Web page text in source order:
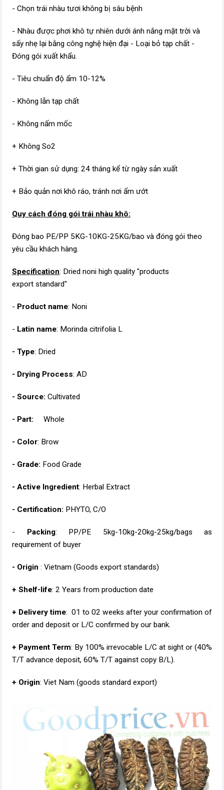
- Chọn trái nhàu tươi không bị sâu bệnh
- Nhàu được phơi khô tự nhiên dưới ánh nắng mặt trời và
sấy nhẹ lại bằng công nghệ hiện đại - Loại bỏ tạp chất -
Đóng gói xuất khẩu.
- Tiêu chuẩn độ ẩm 10-12%
- Không lẫn tạp chất
- Không nấm mốc
+ Không So2
+ Thời gian sử dụng: 24 tháng kể từ ngày sản xuất
+ Bảo quản nơi khô ráo, tránh nơi ẩm ướt
Quy cách đóng gói trái nhàu khô:
Đóng bao PE/PP 5KG-10KG-25KG/bao và đóng gói theo
yêu cầu khách hàng.
Specification: Dried noni high quality "products
export standard"
- Product name: Noni
- Latin name: Morinda citrifolia L
- Type: Dried
- Drying Process: AD
- Source: Cultivated
- Part: Whole
- Color: Brow
- Grade: Food Grade
- Active Ingredient: Herbal Extract
- Certification: PHYTO, C/O
- Packing: PP/PE 5kg-10kg-20kg-25kg/bags as
requirement of buyer
- Origin : Vietnam (Goods export standards)
+ Shelf-life: 2 Years from production date
+ Delivery time: 01 to 02 weeks after your confirmation of
order and deposit or L/C confirmed by our bank.
+ Payment Term: By 100% irrevocable L/C at sight or (40%
T/T advance deposit, 60% T/T against copy B/L).
+ Origin: Viet Nam (goods standard export)